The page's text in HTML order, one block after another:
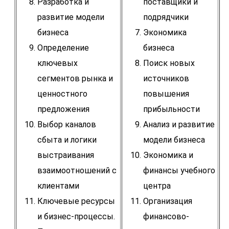
развитие модели
бизнеса
Определение
ключевых
сегментов рынка и
ценностного
предложения
Выбор каналов
сбыта и логики
выстраивания
взаимоотношений с
клиентами
Ключевые ресурсы
и бизнес-процессы.
подрядчики
Экономика
бизнеса
Поиск новых
источников
повышения
прибыльности
Анализ и развитие
модели бизнеса
Экономика и
финансы учебного
центра
Организация
финансово-